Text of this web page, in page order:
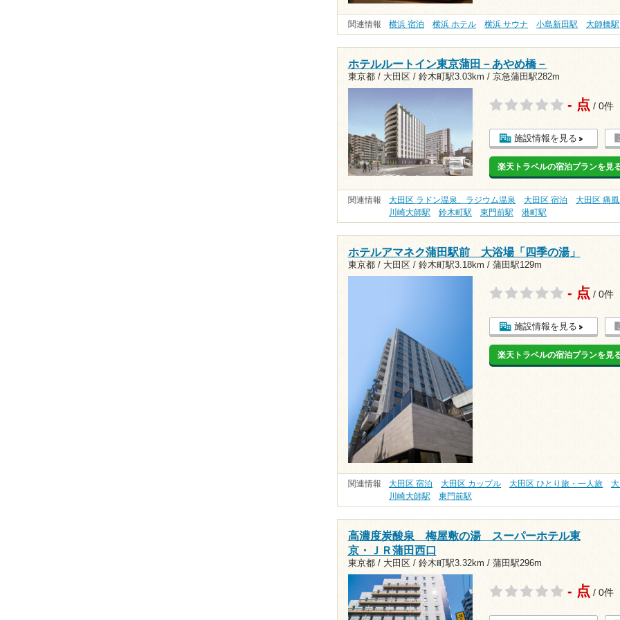
関連情報 横浜 宿泊 横浜 ホテル 横浜 サウナ 小島新田駅 大師橋駅
ホテルルートイン東京蒲田－あやめ橋－
東京都 / 大田区 / 鈴木町駅3.03km / 京急蒲田駅282m
- 点 / 0件
施設情報を見る
楽天トラベルの宿泊プランを見
関連情報 大田区 ラドン温泉、ラジウム温泉 大田区 宿泊
大田区 痛
川崎大師駅
鈴木町駅 東門前駅 港町駅
ホテルアマネク蒲田駅前 大浴場「四季の湯」
東京都 / 大田区 / 鈴木町駅3.18km / 蒲田駅129m
- 点 / 0件
施設情報を見る
楽天トラベルの宿泊プランを見
関連情報 大田区 宿泊 大田区 カップル 大田区 ひとり旅・一人旅
川崎大師駅
東門前駅
高濃度炭酸泉 梅屋敷の湯 スーパーホテル東
京・ＪＲ蒲田西口
東京都 / 大田区 / 鈴木町駅3.32km / 蒲田駅296m
- 点 / 0件